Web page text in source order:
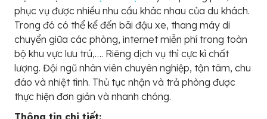
phục vụ được nhiều nhu cầu khác nhau của du khách.
Trong đó có thể kể đến bãi đậu xe, thang máy di
chuyển giữa các phòng, internet miễn phí trong toàn
bộ khu vực lưu trú,…. Riêng dịch vụ thì cực kì chất
lượng. Đội ngũ nhân viên chuyên nghiệp, tận tâm, chu
đáo và nhiệt tình. Thủ tục nhận và trả phòng được
thực hiện đơn giản và nhanh chóng.
Thông tin chi tiết: